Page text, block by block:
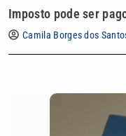
Imposto pode ser
Camila Borges dos